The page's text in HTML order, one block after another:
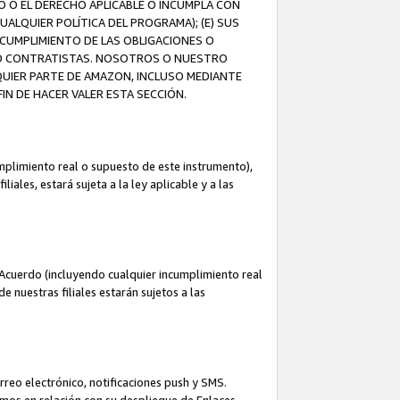
EL DERECHO APLICABLE O INCUMPLA CON
POLÍTICA DEL PROGRAMA); (E) SUS
DE LAS OBLIGACIONES O
CONTRATISTAS. NOSOTROS O NUESTRO
PARTE DE AMAZON, INCLUSO MEDIANTE
DE HACER VALER ESTA SECCIÓN.
real o supuesto de este instrumento),
estará sujeta a la ley aplicable y a las
(incluyendo cualquier incumplimiento real
nuestras filiales estarán sujetos a las
electrónico, notificaciones push y SMS.